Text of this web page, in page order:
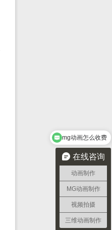
在线咨询
动画制作
MG动画制作
视频拍摄
三维动画制作
mg动画怎么收费